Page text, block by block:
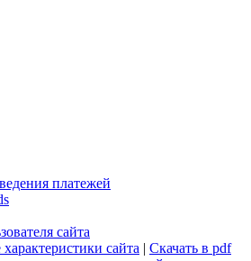
платежей
сайта
сайта | Скачать в pdf